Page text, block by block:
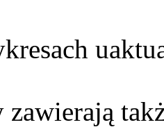
zawierają